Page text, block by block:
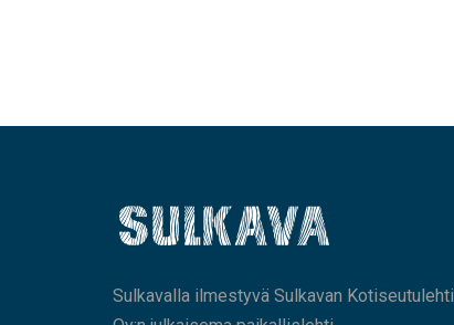
Sulkavalla ilmestyvä Sulkavan Kotiseutulehti